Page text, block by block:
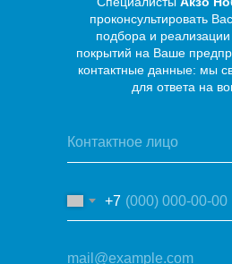
проконсультировать
подбора и
покрытий на Ваше
контактные данные: мы
для ответа на
+7